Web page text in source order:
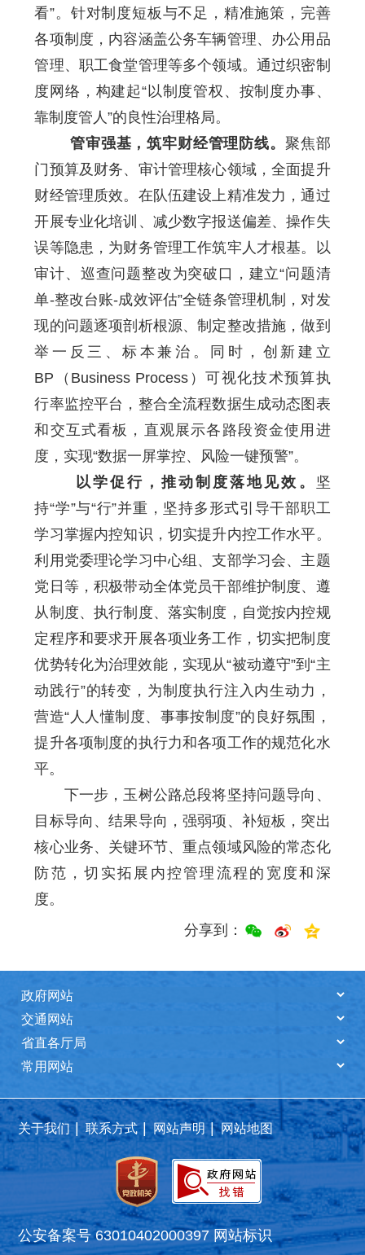
看”。针对制度短板与不足，精准施策，完善
各项制度，内容涵盖公务车辆管理、办公用品
管理、职工食堂管理等多个领域。通过织密制
度网络，构建起“以制度管权、按制度办事、
靠制度管人”的良性治理格局。
管审强基，筑牢财经管理防线。 聚焦部
门预算及财务、审计管理核心领域，全面提升
财经管理质效。在队伍建设上精准发力，通过
开展专业化培训、减少数字报送偏差、操作失
误等隐患，为财务管理工作筑牢人才根基。以
审计、巡查问题整改为突破口，建立“问题清
单-整改台账-成效评估”全链条管理机制，对发
现的问题逐项剖析根源、制定整改措施，做到
举一反三、标本兼治。同时，创新建立
BP（Business Process）可视化技术预算执
行率监控平台，整合全流程数据生成动态图表
和交互式看板，直观展示各路段资金使用进
度，实现“数据一屏掌控、风险一键预警”。
以学促行，推动制度落地见效。 坚
持“学”与“行”并重，坚持多形式引导干部职工
学习掌握内控知识，切实提升内控工作水平。
利用党委理论学习中心组、支部学习会、主题
党日等，积极带动全体党员干部维护制度、遵
从制度、执行制度、落实制度，自觉按内控规
定程序和要求开展各项业务工作，切实把制度
优势转化为治理效能，实现从“被动遵守”到“主
动践行”的转变，为制度执行注入内生动力，
营造“人人懂制度、事事按制度”的良好氛围，
提升各项制度的执行力和各项工作的规范化水
平。
下一步，玉树公路总段将坚持问题导向、
目标导向、结果导向，强弱项、补短板，突出
核心业务、关键环节、重点领域风险的常态化
防范，切实拓展内控管理流程的宽度和深
度。
分享到：
关于我们 | 联系方式 | 网站声明 | 网站地图
公安备案号 63010402000397 网站标识